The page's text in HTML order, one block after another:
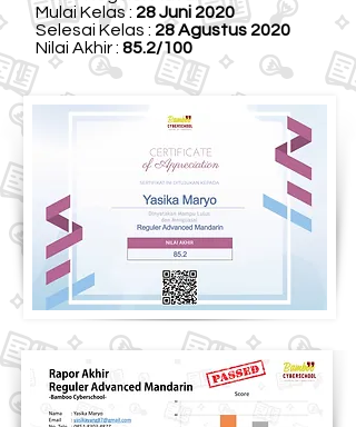
Mulai Kelas : 28 Juni 2020
Selesai Kelas : 28 Agustus 2020
Nilai Akhir : 85.2/100